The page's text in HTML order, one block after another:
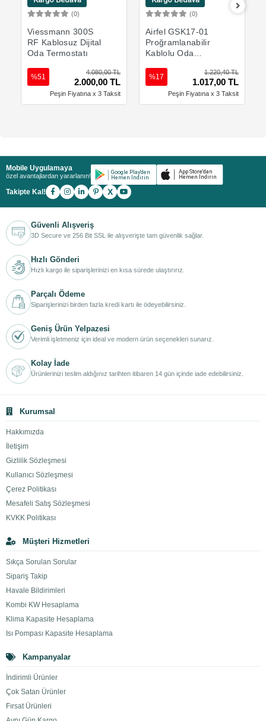
(0)
Viessmann 300S
RF Kablosuz Dijital
Oda Termostatı
4.080,00 TL
2.000,00 TL
%51
Peşin Fiyatına x 3 Taksit
(0)
Airfel GSK17-01
Proğramlanabilir
Kablolu Oda
1.220,40 TL
1.017,00 TL
%17
Peşin Fiyatına x 3 Taksit
Mobile Uygulamaya
özel avantajlardan yararlanın!
Takipte Kal! X
Güvenli Alışveriş
3D Secure ve 256 Bit SSL ile alışverişte tam güvenlik sağlar.
Hızlı Gönderi
Hızlı kargo ile siparişlerinizi en kısa sürede ulaştırırız.
Parçalı Ödeme
Siparişlerinizi birden fazla kredi kartı ile ödeyebilirsiniz.
Geniş Ürün Yelpazesi
Verimli işletmeniz için ideal ve modern ürün seçenekleri sunarız.
Kolay İade
Ürünlerinizi teslim aldığınız tarihten itibaren 14 gün içinde iade edebilirsiniz.
Kurumsal
Hakkımızda
İletişim
Gizlilik Sözleşmesi
Kullanıcı Sözleşmesi
Çerez Politikası
Mesafeli Satış Sözleşmesi
KVKK Politikası
Müşteri Hizmetleri
Sıkça Sorulan Sorular
Sipariş Takip
Havale Bildirimleri
Kombi KW Hesaplama
Klima Kapasite Hesaplama
Isı Pompası Kapasite Hesaplama
Kampanyalar
İndirimli Ürünler
Çok Satan Ürünler
Fırsat Ürünleri